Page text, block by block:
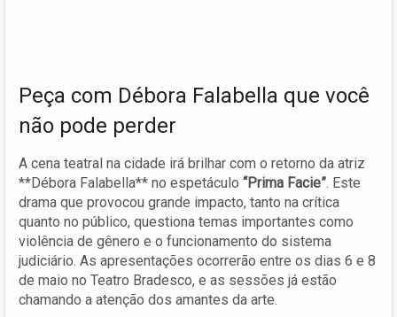
Peça com Débora Falabella que você
não pode perder
A cena teatral na cidade irá brilhar com o retorno da atriz
**Débora Falabella** no espetáculo “Prima Facie”. Este
drama que provocou grande impacto, tanto na crítica
quanto no público, questiona temas importantes como
violência de gênero e o funcionamento do sistema
judiciário. As apresentações ocorrerão entre os dias 6 e 8
de maio no Teatro Bradesco, e as sessões já estão
chamando a atenção dos amantes da arte.